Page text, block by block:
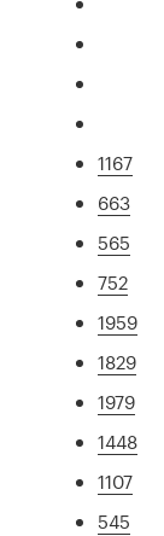
1167
663
565
752
1959
1829
1979
1448
1107
545